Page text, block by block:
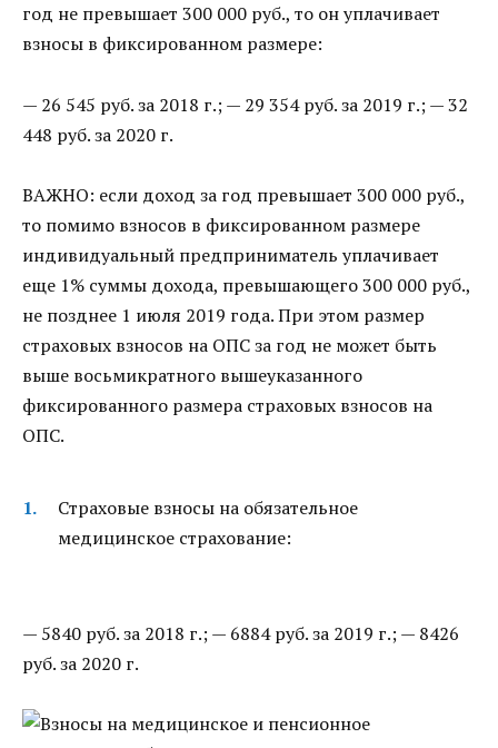
год не превышает 300 000 руб., то он уплачивает
взносы в фиксированном размере:
— 26 545 руб. за 2018 г.; — 29 354 руб. за 2019 г.; — 32
448 руб. за 2020 г.
ВАЖНО: если доход за год превышает 300 000 руб.,
то помимо взносов в фиксированном размере
индивидуальный предприниматель уплачивает
еще 1% суммы дохода, превышающего 300 000 руб.,
не позднее 1 июля 2019 года. При этом размер
страховых взносов на ОПС за год не может быть
выше восьмикратного вышеуказанного
фиксированного размера страховых взносов на
ОПС.
Страховые взносы на обязательное
медицинское страхование:
— 5840 руб. за 2018 г.; — 6884 руб. за 2019 г.; — 8426
руб. за 2020 г.